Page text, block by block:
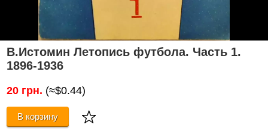
В.Истомин Летопись футбола. Часть 1.
1896-1936
20 грн. (≈$0.44)
В корзину